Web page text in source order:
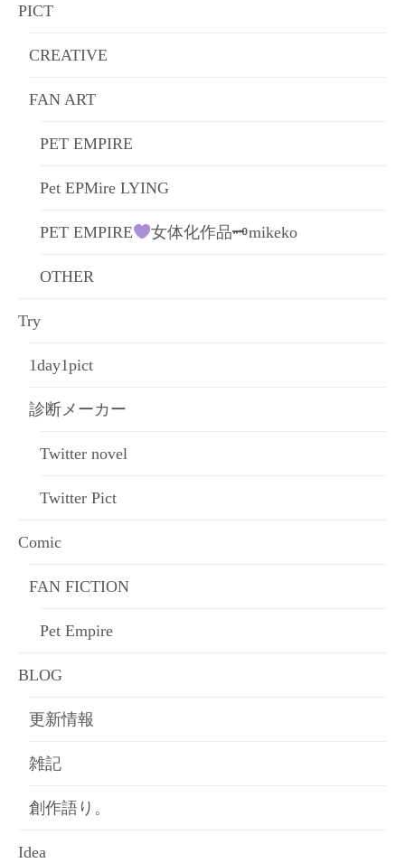
PICT
CREATIVE
FAN ART
PET EMPIRE
Pet EPMire LYING
PET EMPIRE 女体化作品🗝mikeko
OTHER
Try
1day1pict
診断メーカー
Twitter novel
Twitter Pict
Comic
FAN FICTION
Pet Empire
BLOG
更新情報
雑記
創作語り。
Idea